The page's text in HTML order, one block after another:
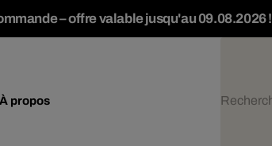
– offre valable jusqu'au 09.08.2026 !
À propos